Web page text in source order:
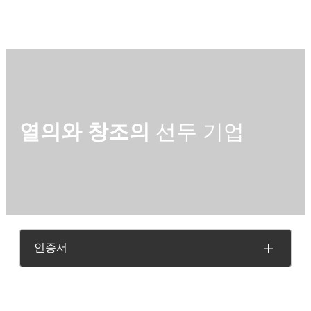
열의와 창조의 선두 기업
인증서